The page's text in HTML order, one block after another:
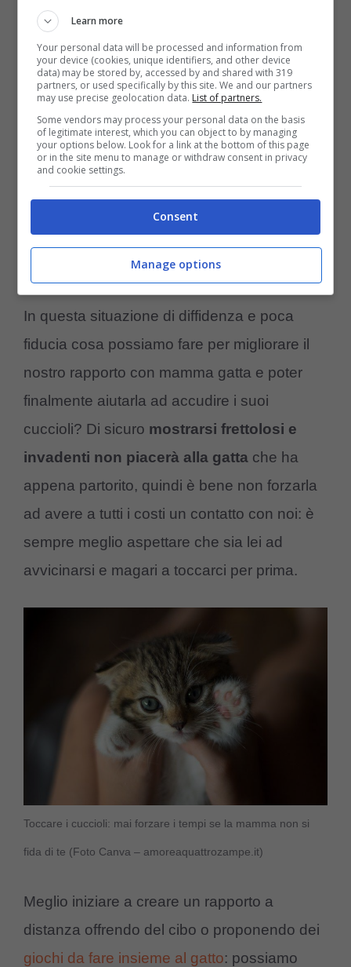
non sono estranei.
Se vuoi saperne di più, leggi il nostro
approfondimento sul tema>>>Mamma
gatta non allatta i suoi cuccioli? Ecco
perché e come aiutarla
Mamma gatta non si fida di
te: cosa posso fare per
rimediare?
In questa situazione di diffidenza e poca
fiducia cosa possiamo fare per migliorare il
nostro rapporto con mamma gatta e poter
finalmente aiutarla ad accudire i suoi
cuccioli? Di sicuro mostrarsi frettolosi e
invadenti non piacerà alla gatta che ha
appena partorito, quindi è bene non forzarla
ad avere a tutti i costi un contatto con noi: è
sempre meglio aspettare che sia lei ad
avvicinarsi e magari a toccarci per prima.
Toccare i cuccioli: mai forzare i tempi se la mamma non si
fida di te (Foto Canva – amoreaquattrozampe.it)
Meglio iniziare a creare un rapporto a
distanza offrendo del cibo o proponendo dei
giochi da fare insieme al gatto: possiamo
Learn more
Your personal data will be processed and information from
your device (cookies, unique identifiers, and other device
data) may be stored by, accessed by and shared with 319
partners, or used specifically by this site. We and our partners
may use precise geolocation data. List of partners.
Some vendors may process your personal data on the basis
of legitimate interest, which you can object to by managing
your options below. Look for a link at the bottom of this page
or in the site menu to manage or withdraw consent in privacy
and cookie settings.
Consent
Manage options